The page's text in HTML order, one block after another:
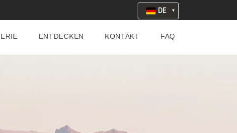
DE
ENTDECKEN KONTAKT FAQ